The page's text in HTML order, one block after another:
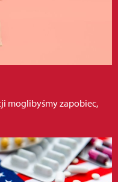
moglibyśmy zapobiec,